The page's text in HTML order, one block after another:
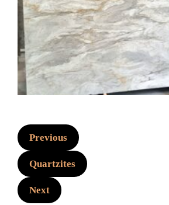
Previous
Quartzites
Next